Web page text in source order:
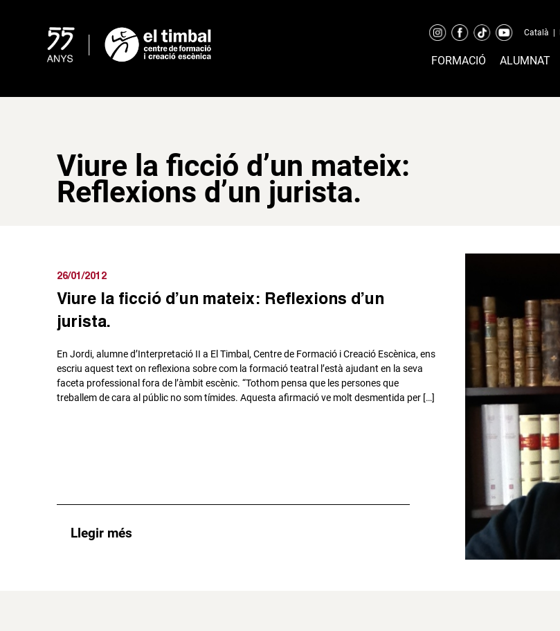
Català
FORMACIÓ ALUMNAT
Viure la ficció d’un mateix:
Reflexions d’un jurista.
26/01/2012
Viure la ficció d’un mateix: Reflexions d’un
jurista.
En Jordi, alumne d’Interpretació II a El Timbal, Centre de Formació i Creació Escènica, ens
escriu aquest text on reflexiona sobre com la formació teatral l’està ajudant en la seva
faceta professional fora de l’àmbit escènic. “Tothom pensa que les persones que
treballem de cara al públic no som tímides. Aquesta afirmació ve molt desmentida per […]
Llegir més